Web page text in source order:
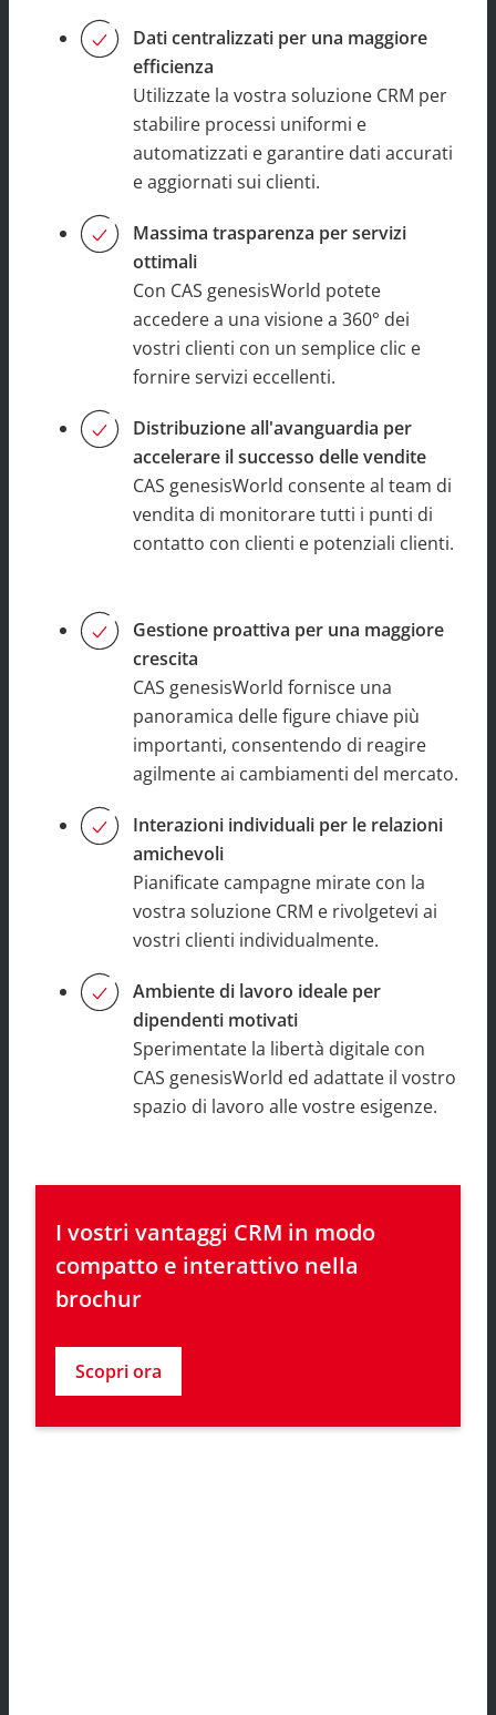
Dati centralizzati per una maggiore
efficienza
Utilizzate la vostra soluzione CRM per
stabilire processi uniformi e
automatizzati e garantire dati accurati
e aggiornati sui clienti.
Massima trasparenza per servizi
ottimali
Con CAS genesisWorld potete
accedere a una visione a 360° dei
vostri clienti con un semplice clic e
fornire servizi eccellenti.
Distribuzione all'avanguardia per
accelerare il successo delle vendite
CAS genesisWorld consente al team di
vendita di monitorare tutti i punti di
contatto con clienti e potenziali clienti.
Gestione proattiva per una maggiore
crescita
CAS genesisWorld fornisce una
panoramica delle figure chiave più
importanti, consentendo di reagire
agilmente ai cambiamenti del mercato.
Interazioni individuali per le relazioni
amichevoli
Pianificate campagne mirate con la
vostra soluzione CRM e rivolgetevi ai
vostri clienti individualmente.
Ambiente di lavoro ideale per
dipendenti motivati
Sperimentate la libertà digitale con
CAS genesisWorld ed adattate il vostro
spazio di lavoro alle vostre esigenze.
I vostri vantaggi CRM in modo
compatto e interattivo nella
brochur
Scopri ora